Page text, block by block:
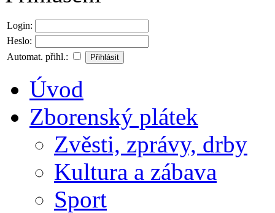
Login:
Heslo:
Automat. přihl.:
Úvod
Zborenský plátek
Zvěsti, zprávy, drby
Kultura a zábava
Sport